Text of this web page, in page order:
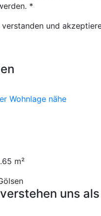
*
verstanden und
Wohnlage nähe
m²
uns